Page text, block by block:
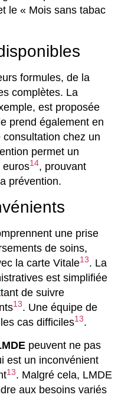
le « Mois sans tabac
formules, de la
complètes. La
est proposée
prend également en
chez un
permet un
euros14, prouvant
prévention.
une prise
de soins,
la carte Vitale13. La
est simplifiée
de suivre
13. Une équipe de
cas difficiles13.
peuvent ne pas
est un inconvénient
13. Malgré cela, LMDE
aux besoins variés